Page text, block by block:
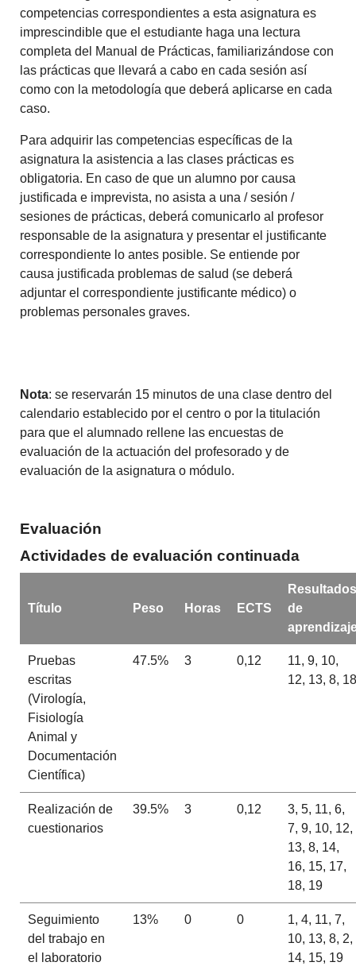
competencias correspondientes a esta asignatura es
imprescindible que el estudiante haga una lectura
completa del Manual de Prácticas, familiarizándose con
las prácticas que llevará a cabo en cada sesión así
como con la metodología que deberá aplicarse en cada
caso.
Para adquirir las competencias específicas de la
asignatura la asistencia a las clases prácticas es
obligatoria. En caso de que un alumno por causa
justificada e imprevista, no asista a una / sesión /
sesiones de prácticas, deberá comunicarlo al profesor
responsable de la asignatura y presentar el justificante
correspondiente lo antes posible. Se entiende por
causa justificada problemas de salud (se deberá
adjuntar el correspondiente justificante médico) o
problemas personales graves.
Nota: se reservarán 15 minutos de una clase dentro del
calendario establecido por el centro o por la titulación
para que el alumnado rellene las encuestas de
evaluación de la actuación del profesorado y de
evaluación de la asignatura o módulo.
Evaluación
Actividades de evaluación continuada
Título Peso Horas ECTS
Resultados
de
Pruebas
escritas
(Virología,
Fisiología
Animal y
Documentación
Científica)
47.5% 3 0,12
11, 9, 10,
12, 13, 8, 18
Realización de
cuestionarios
39.5% 3 0,12
3, 5, 11, 6,
7, 9, 10, 12,
13, 8, 14,
16, 15, 17,
18, 19
Seguimiento
del trabajo en
el laboratorio
13% 0 0
1, 4, 11, 7,
10, 13, 8, 2,
14, 15, 19